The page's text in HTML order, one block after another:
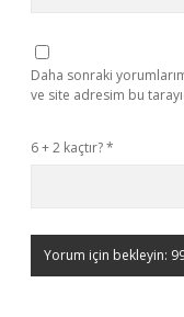
Daha sonraki
ve site adresim bu
6 + 2 kaçtır?*